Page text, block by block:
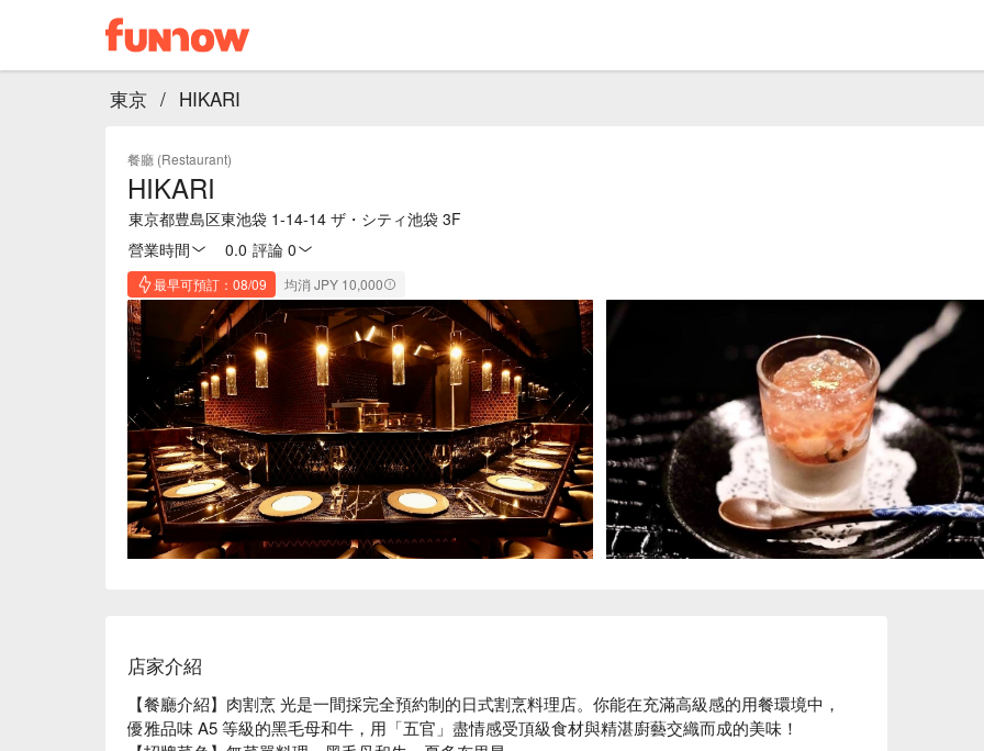
東京 / HIKARI
餐廳 (Restaurant)
HIKARI
東京都豊島区東池袋 1-14-14 ザ・シティ池袋 3F
營業時間
0.0 評論 0
最早可預訂：08/09 均消 JPY 10,000
店家介紹
【餐廳介紹】肉割烹 光是一間採完全預約制的日式割烹料理店。你能在充滿高級感的用餐環境中，
優雅品味 A5 等級的黑毛母和牛，用「五官」盡情感受頂級食材與精湛廚藝交織而成的美味！